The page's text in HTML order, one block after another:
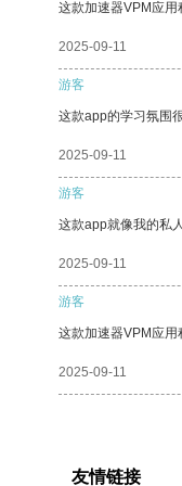
这款加速器VPM应用
2025-09-11
游客
这款app的学习氛围
2025-09-11
游客
这款app就像我的私
2025-09-11
游客
这款加速器VPM应用
2025-09-11
友情链接